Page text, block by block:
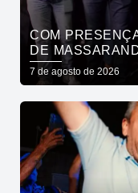
COM
DE
ANUNCIA
7 de agosto de 2026